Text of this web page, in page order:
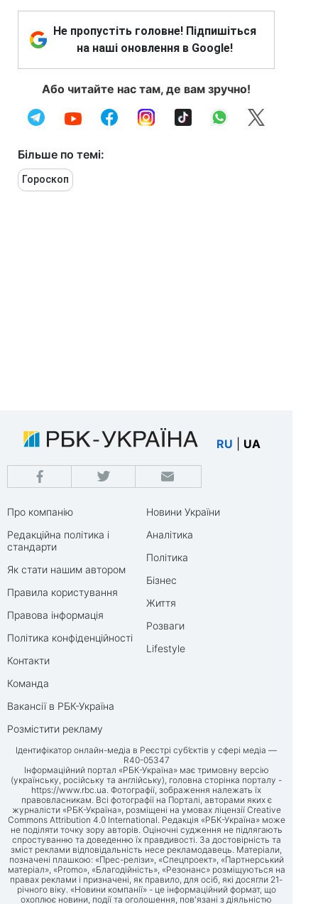
Не пропустіть головне! Підпишіться
на наші оновлення в Google!
Або читайте нас там, де вам зручно!
Більше по темі:
Гороскоп
RU UA
Про компанію
Редакційна політика і
стандарти
Як стати нашим автором
Правила користування
Правова інформація
Політика конфіденційності
Контакти
Команда
Вакансії в РБК-Україна
Розмістити рекламу
Новини України
Аналітика
Політика
Бізнес
Життя
Розваги
Lifestyle
Ідентифікатор онлайн-медіа в Реєстрі суб’єктів у сфері медіа —
R40-05347
Інформаційний портал «РБК-Україна» має тримовну версію
(українську, російську та англійську), головна сторінка порталу -
https://www.rbc.ua. Фотографії, зображення належать їх
правовласникам. Всі фотографії на Порталі, авторами яких є
журналісти «РБК-Україна», розміщені на умовах ліцензії Creative
Commons Attribution 4.0 International. Редакція «РБК-Україна» може
не поділяти точку зору авторів. Оціночні судження не підлягають
спростуванню та доведенню їх правдивості. За достовірність та
зміст реклами відповідальність несе рекламодавець. Матеріали,
позначені плашкою: «Прес-релізи», «Спецпроект», «Партнерський
матеріал», «Promo», «Благодійність», «Резонанс» розміщуються на
правах реклами і призначені, як правило, для осіб, які досягли 21-
річного віку. «Новини компанії» - це інформаційний формат, що
охоплює новини, події та оголошення, пов'язані з діяльністю